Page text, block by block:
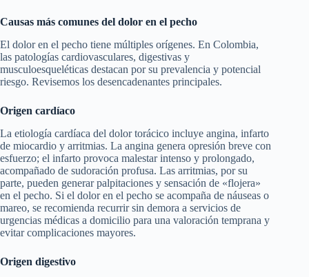
Causas más comunes del dolor en el pecho
El dolor en el pecho tiene múltiples orígenes. En Colombia,
las patologías cardiovasculares, digestivas y
musculoesqueléticas destacan por su prevalencia y potencial
riesgo. Revisemos los desencadenantes principales.
Origen cardíaco
La etiología cardíaca del dolor torácico incluye angina, infarto
de miocardio y arritmias. La angina genera opresión breve con
esfuerzo; el infarto provoca malestar intenso y prolongado,
acompañado de sudoración profusa. Las arritmias, por su
parte, pueden generar palpitaciones y sensación de «flojera»
en el pecho. Si el dolor en el pecho se acompaña de náuseas o
mareo, se recomienda recurrir sin demora a servicios de
urgencias médicas a domicilio para una valoración temprana y
evitar complicaciones mayores.
Origen digestivo